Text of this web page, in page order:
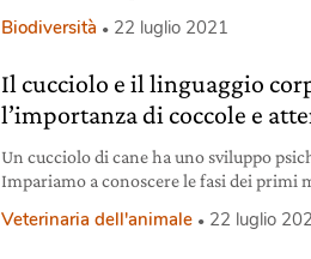
Biodiversità 22 luglio 2021
Il cucciolo e il linguaggio
l’importanza di coccole e
Un cucciolo di cane ha uno sviluppo
Impariamo a conoscere le fasi dei primi
Veterinaria dell'animale 22 luglio